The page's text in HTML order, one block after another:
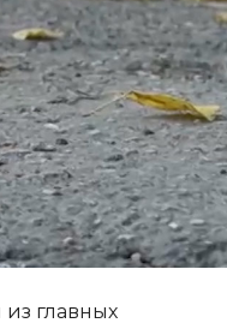
главных